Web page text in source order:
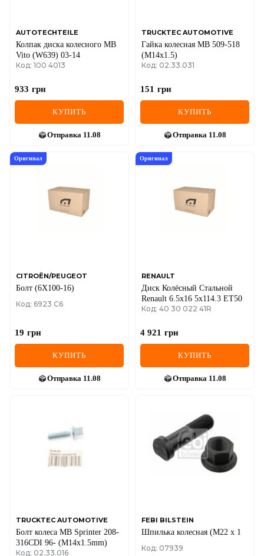
SEAT
SKODA
SSANGYONG
SUZUKI
TOYOTA
ZEEKR
AUTOTECHTEILE
Колпак диска колесного MB
Vito (W639) 03-14
Код: 100 4013
933 грн
КУПИТЬ
Отправка 11.08
TRUCKTEC AUTOMOTIVE
Гайка колесная MB 509-518
(M14x1.5)
Код: 02.33.031
151 грн
КУПИТЬ
Отправка 11.08
Оригинал
CITROËN/PEUGEOT
Болт (6X100-16)
Код: 6923 C6
19 грн
КУПИТЬ
Отправка 11.08
Оригинал
RENAULT
Диск Колёсный Стальной
Renault 6.5x16 5x114.3 ET50
Код: 40 30 022 41R
4 921 грн
КУПИТЬ
Отправка 11.08
TRUCKTEC AUTOMOTIVE
Болт колеса MB Sprinter 208-
316CDI 96- (M14x1.5mm)
Код: 02.33.016
FEBI BILSTEIN
Шпилька колесная (M22 x 1
Код: 07939